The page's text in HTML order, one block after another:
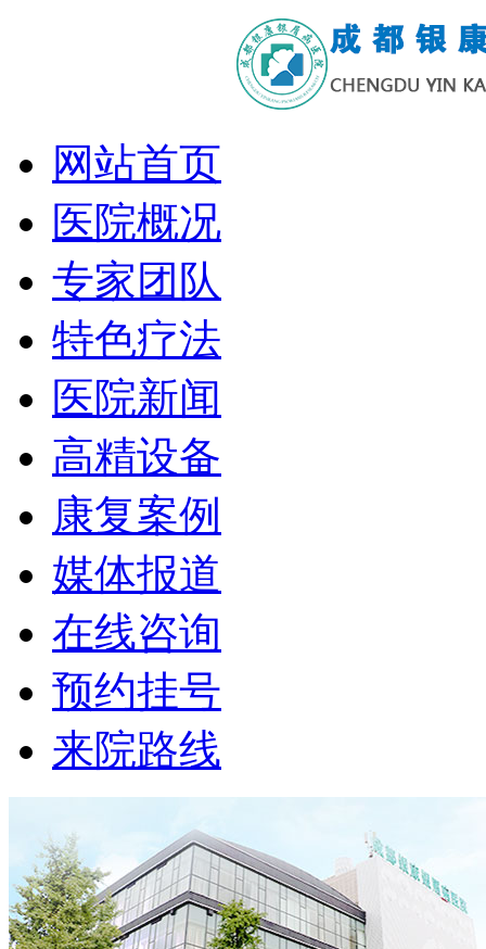
网站首页
医院概况
专家团队
特色疗法
医院新闻
高精设备
康复案例
媒体报道
在线咨询
预约挂号
来院路线